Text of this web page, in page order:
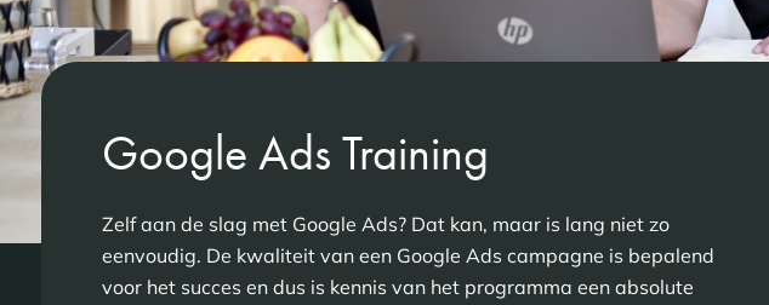
Google Ads Training
Zelf aan de slag met Google Ads? Dat kan, maar is lang niet zo
eenvoudig. De kwaliteit van een Google Ads campagne is bepalend
voor het succes en dus is kennis van het programma een absolute